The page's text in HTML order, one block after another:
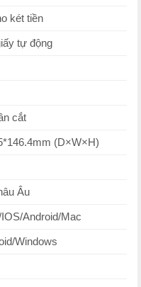
két tiền
tự động
cắt
(D×W×H)
Âu
Android/Mac
Windows